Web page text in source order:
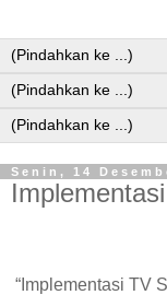
Senin, 14
“Implementasi TV